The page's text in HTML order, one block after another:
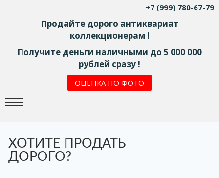
+7 (999) 780-67-79
Продайте дорого антиквариат
коллекционерам !
Получите деньги наличными до 5 000 000
рублей сразу !
ОЦЕНКА ПО ФОТО
ХОТИТЕ ПРОДАТЬ
ДОРОГО?